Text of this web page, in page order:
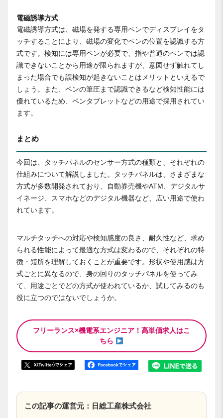
電磁誘導方式
電磁誘導方式は、磁場を発する専用ペンでディスプレイをタ
ッチすることにより、磁場の変化でペンの位置を認識する方
式です。検知には専用ペンが必要で、指や普通のペンでは認
識できないことから用途が限られますが、意図せず触れてし
まった場合でも誤検知が起きないことはメリットといえるで
しょう。また、ペンの筆圧まで認識できるなど検知性能には
優れているため、ペンタブレットなどの用途で採用されてい
ます。
まとめ
今回は、タッチパネルのセンサー方式の種類と、それぞれの
仕組みについて解説しました。タッチパネルは、さまざまな
方式が多数開発されており、自動券売機やATM、デジタルサ
イネージ、スマホなどのデジタル機器など、広い用途で使わ
れています。
マルチタッチへの対応や検知感度の良さ、耐久性など、求め
られる性能によって最適な方式は変わるので、それぞれの特
徴・短所を理解しておくことが重要です。形状や使用感は方
式ごとに異なるので、身の回りのタッチパネルを使ってみ
て、用途ごとでどの方式が使われているか、試してみるのも
役に立つのではないでしょうか。
フリーランス×機電系エンジニア！高単価求人はこ
ちら
この記事の運営元：日総工産株式会社